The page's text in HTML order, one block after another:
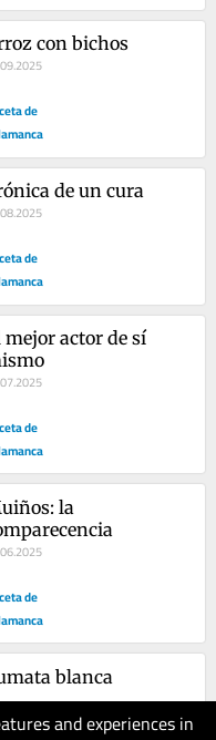
and experiences in
con bichos
de
de un cura
de
mejor actor de sí
de
la
de
blanca